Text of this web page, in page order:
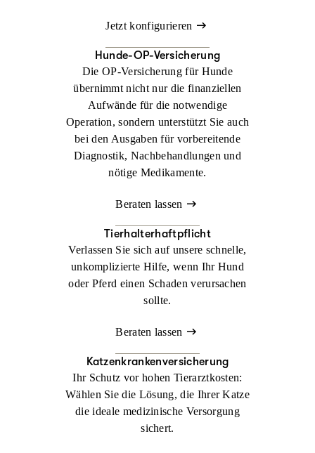
Jetzt konfigurieren
Hunde-OP-Versicherung
Die OP-Versicherung für Hunde
übernimmt nicht nur die finanziellen
Aufwände für die notwendige
Operation, sondern unterstützt Sie auch
bei den Ausgaben für vorbereitende
Diagnostik, Nachbehandlungen und
nötige Medikamente.
Beraten lassen
Tierhalterhaftpflicht
Verlassen Sie sich auf unsere schnelle,
unkomplizierte Hilfe, wenn Ihr Hund
oder Pferd einen Schaden verursachen
sollte.
Beraten lassen
Katzenkrankenversicherung
Ihr Schutz vor hohen Tierarztkosten:
Wählen Sie die Lösung, die Ihrer Katze
die ideale medizinische Versorgung
sichert.